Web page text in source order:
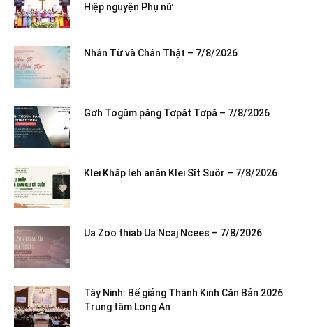
Hiệp nguyện Phụ nữ
Nhân Từ và Chân Thật – 7/8/2026
Gơh Tơgŭm păng Tơpăt Tơpă – 7/8/2026
Klei Khăp leh anăn Klei Sĭt Suôr – 7/8/2026
Ua Zoo thiab Ua Ncaj Ncees – 7/8/2026
Tây Ninh: Bế giảng Thánh Kinh Căn Bản 2026
Trung tâm Long An